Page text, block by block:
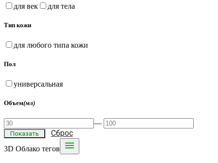
для век для тела
Тип кожи
для любого типа кожи
Пол
универсальная
Объем(мл)
—
Сброс
3D Облако тегов 